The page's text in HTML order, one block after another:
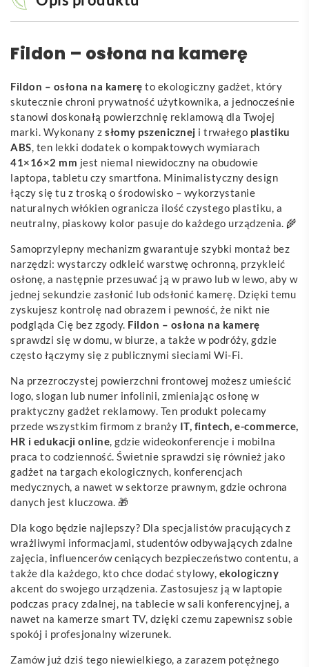
Fildon – osłona na kamerę
Fildon – osłona na kamerę to ekologiczny gadżet, który
skutecznie chroni prywatność użytkownika, a jednocześnie
stanowi doskonałą powierzchnię reklamową dla Twojej
marki. Wykonany z słomy pszenicznej i trwałego plastiku
ABS, ten lekki dodatek o kompaktowych wymiarach
41×16×2 mm jest niemal niewidoczny na obudowie
laptopa, tabletu czy smartfona. Minimalistyczny design
łączy się tu z troską o środowisko – wykorzystanie
naturalnych włókien ogranicza ilość czystego plastiku, a
neutralny, piaskowy kolor pasuje do każdego urządzenia. 🌾
Samoprzylepny mechanizm gwarantuje szybki montaż bez
narzędzi: wystarczy odkleić warstwę ochronną, przykleić
osłonę, a następnie przesuwać ją w prawo lub w lewo, aby w
jednej sekundzie zasłonić lub odsłonić kamerę. Dzięki temu
zyskujesz kontrolę nad obrazem i pewność, że nikt nie
podgląda Cię bez zgody. Fildon – osłona na kamerę
sprawdzi się w domu, w biurze, a także w podróży, gdzie
często łączymy się z publicznymi sieciami Wi-Fi.
Na przezroczystej powierzchni frontowej możesz umieścić
logo, slogan lub numer infolinii, zmieniając osłonę w
praktyczny gadżet reklamowy. Ten produkt polecamy
przede wszystkim firmom z branży IT, fintech, e-commerce,
HR i edukacji online, gdzie wideokonferencje i mobilna
praca to codzienność. Świetnie sprawdzi się również jako
gadżet na targach ekologicznych, konferencjach
medycznych, a nawet w sektorze prawnym, gdzie ochrona
danych jest kluczowa. 🎁
Dla kogo będzie najlepszy? Dla specjalistów pracujących z
wrażliwymi informacjami, studentów odbywających zdalne
zajęcia, influencerów ceniących bezpieczeństwo contentu, a
także dla każdego, kto chce dodać stylowy, ekologiczny
akcent do swojego urządzenia. Zastosujesz ją w laptopie
podczas pracy zdalnej, na tablecie w sali konferencyjnej, a
nawet na kamerze smart TV, dzięki czemu zapewnisz sobie
spokój i profesjonalny wizerunek.
Zamów już dziś tego niewielkiego, a zarazem potężnego